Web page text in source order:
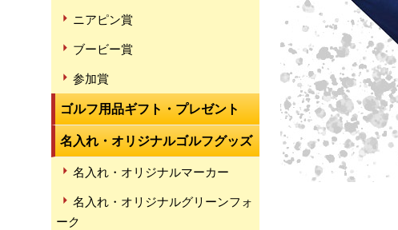
ニアピン賞
ブービー賞
参加賞
ゴルフ用品ギフト・プレゼント
名入れ・オリジナルゴルフグッズ
名入れ・オリジナルマーカー
名入れ・オリジナルグリーンフォ
ーク